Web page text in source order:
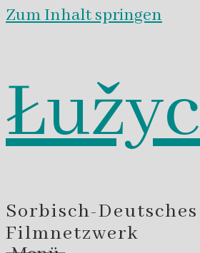
Zum Inhalt springen
Sorbisch-Deutsches
Filmnetzwerk